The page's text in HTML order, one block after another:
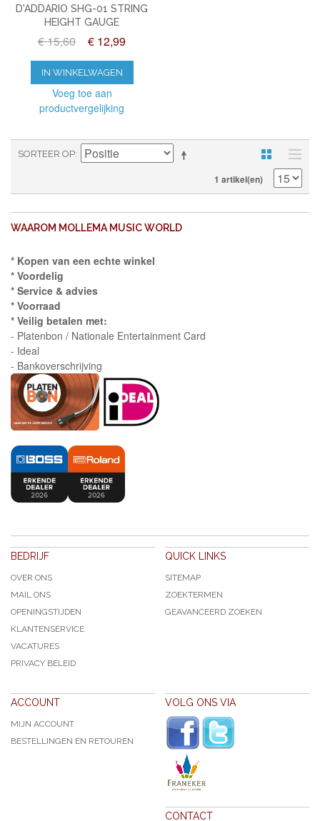
D'ADDARIO SHG-01 STRING
HEIGHT GAUGE
€ 15,60 € 12,99
IN WINKELWAGEN
Voeg toe aan
productvergelijking
SORTEER OP
1 artikel(en)
WAAROM MOLLEMA MUSIC WORLD
* Kopen van een echte winkel
* Voordelig
* Service & advies
* Voorraad
* Veilig betalen met:
- Platenbon / Nationale Entertainment Card
- Ideal
- Bankoverschrijving
BEDRIJF
OVER ONS
MAIL ONS
OPENINGSTIJDEN
KLANTENSERVICE
VACATURES
PRIVACY BELEID
QUICK LINKS
SITEMAP
ZOEKTERMEN
GEAVANCEERD ZOEKEN
ACCOUNT
MIJN ACCOUNT
BESTELLINGEN EN RETOUREN
VOLG ONS VIA
CONTACT